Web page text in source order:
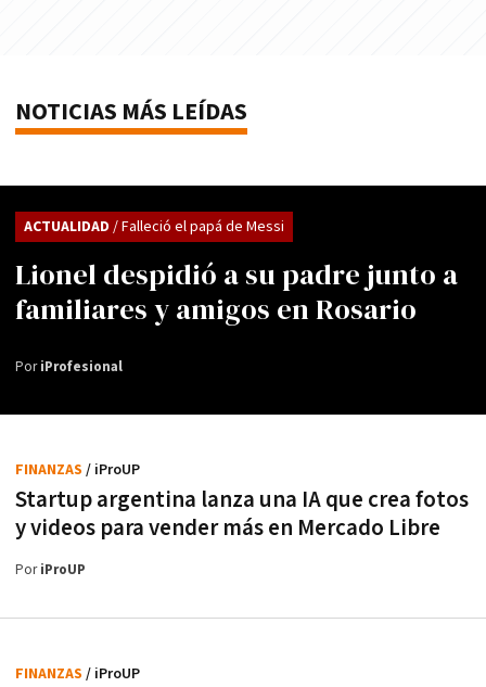
NOTICIAS MÁS LEÍDAS
Lionel despidió a su padre junto a
familiares y amigos en Rosario
ACTUALIDAD / Falleció el papá de Messi
PoriProfesional
Startup argentina lanza una IA que crea fotos
y videos para vender más en Mercado Libre
FINANZAS / iProUP
PoriProUP
FINANZAS / iProUP